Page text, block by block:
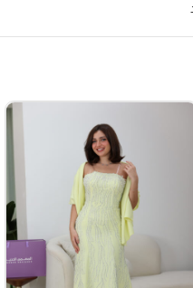
وأنثوية على الإطلالة .يميزك